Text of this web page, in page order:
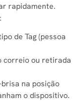
rapidamente.
de Tag (pessoa
correio ou retirada
brisa na posição
o dispositivo.